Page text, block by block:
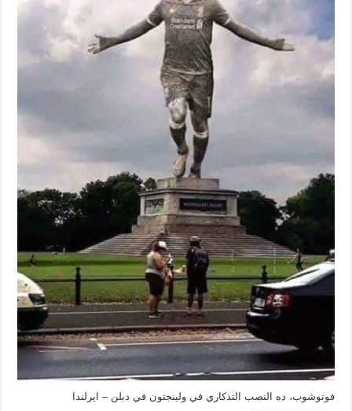
فوتوشوب، ده النصب التذكاري في ولينجتون في دبلن – ايرلندا